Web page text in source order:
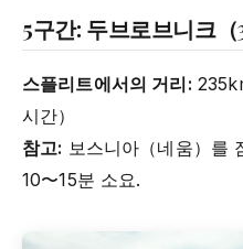
5구간: 두브로브니크（
스플리트에서의 거리:
시간）
참고: 보스니아（네움）를
10〜15분 소요.